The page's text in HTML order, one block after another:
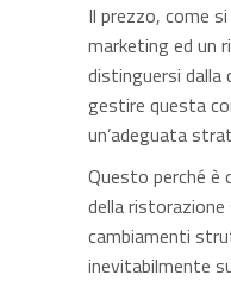
Il prezzo, come
marketing ed un
distinguersi dalla
gestire questa
un’adeguata
Questo perché è
della
cambiamenti
inevitabilmente